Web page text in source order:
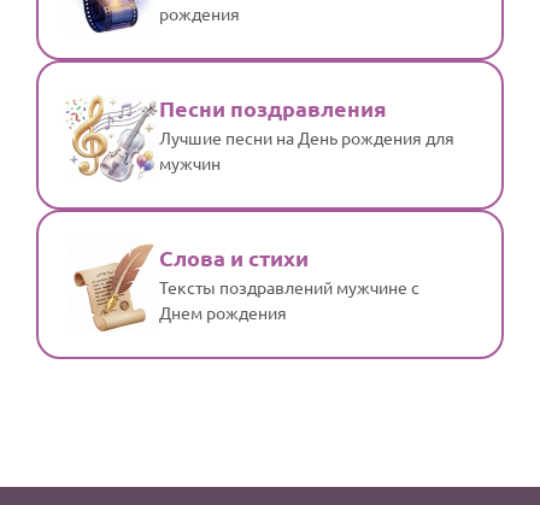
рождения
Песни поздравления
Лучшие песни на День рождения для
мужчин
Слова и стихи
Тексты поздравлений мужчине с
Днем рождения